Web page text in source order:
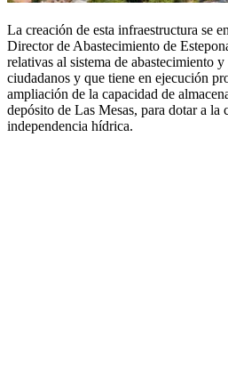
La creación de esta infraestructura se
Director de Abastecimiento de
relativas al sistema de abastecimiento
ciudadanos y que tiene en ejecución
ampliación de la capacidad de
depósito de Las Mesas, para dotar a la
independencia hídrica.